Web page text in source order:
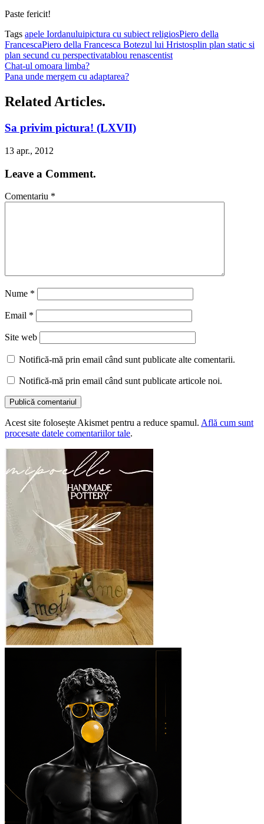
Paste fericit!
Tags apele Iordanuluipictura cu subiect religiosPiero della
FrancescaPiero della Francesca Botezul lui Hristosplin plan static si
plan secund cu perspectivatablou renascentist
Chat-ul omoara limba?
Pana unde mergem cu adaptarea?
Related Articles.
Sa privim pictura! (LXVII)
13 apr., 2012
Leave a Comment.
Comentariu *
Nume *
Email *
Site web
Notifică-mă prin email când sunt publicate alte comentarii.
Notifică-mă prin email când sunt publicate articole noi.
Acest site folosește Akismet pentru a reduce spamul. Află cum sunt
procesate datele comentariilor tale.